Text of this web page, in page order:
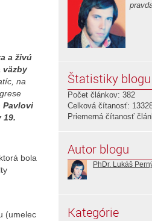
a živú
väzby
na
Pavlovi
19.
bola
(umelec
Štatistiky blogu
Počet článkov: 382
Celková čítanosť:
Priemerná čítanosť
Autor blogu
PhDr. Lukáš
Kategórie